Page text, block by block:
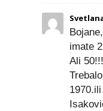
imate
Ali 50!!!